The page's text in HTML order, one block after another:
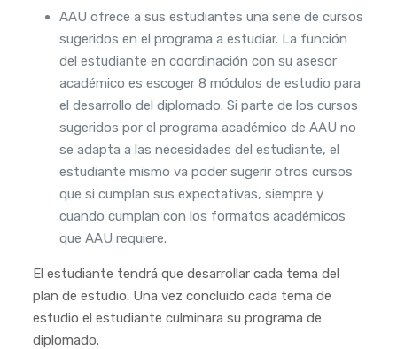
AAU ofrece a sus estudiantes una serie de cursos
sugeridos en el programa a estudiar. La función
del estudiante en coordinación con su asesor
académico es escoger 8 módulos de estudio para
el desarrollo del diplomado. Si parte de los cursos
sugeridos por el programa académico de AAU no
se adapta a las necesidades del estudiante, el
estudiante mismo va poder sugerir otros cursos
que si cumplan sus expectativas, siempre y
cuando cumplan con los formatos académicos
que AAU requiere.
El estudiante tendrá que desarrollar cada tema del
plan de estudio. Una vez concluido cada tema de
estudio el estudiante culminara su programa de
diplomado.